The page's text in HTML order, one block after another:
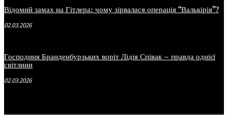
Відомий замах на Гітлера: чому зірвалася операція “Валькірія”?
02.03.2026
Господиня Бранденбурзьких воріт Лідія Співак – правда однієї
світлини
02.03.2026